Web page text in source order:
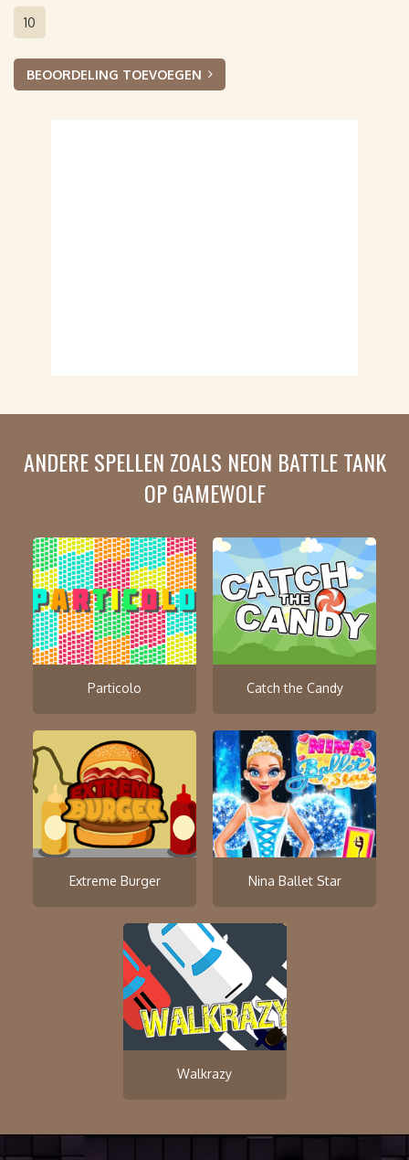
10
BEOORDELING TOEVOEGEN
ANDERE SPELLEN ZOALS NEON BATTLE TANK
OP GAMEWOLF
Particolo Catch the Candy
Extreme Burger Nina Ballet Star
Walkrazy